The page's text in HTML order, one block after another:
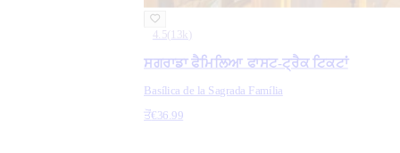
4.5( 13k )
ਸਗਰਾਡਾ ਫੈਮਿਲਿਆ ਫਾਸਟ-ਟ੍ਰੈਕ ਟਿਕਟਾਂ
Basílica de la Sagrada Família
ਤੋਂ€36.99